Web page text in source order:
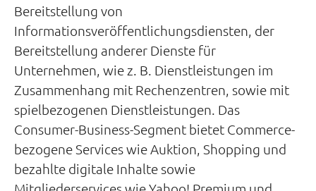
Bereitstellung von
Informationsveröffentlichungsdiensten, der
Bereitstellung anderer Dienste für
Unternehmen, wie z. B. Dienstleistungen im
Zusammenhang mit Rechenzentren, sowie mit
spielbezogenen Dienstleistungen. Das
Consumer-Business-Segment bietet Commerce-
bezogene Services wie Auktion, Shopping und
bezahlte digitale Inhalte sowie